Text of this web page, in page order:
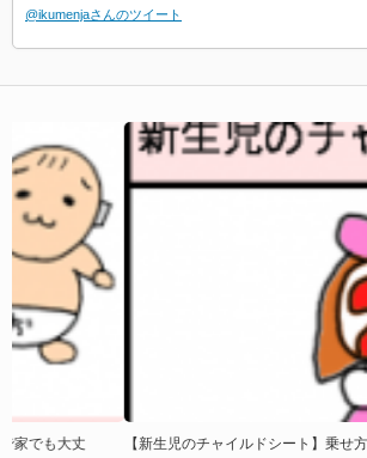
@ikumenjaさんのツイート
【新生児のチャイルドシート】乗せ方と法律「退院前